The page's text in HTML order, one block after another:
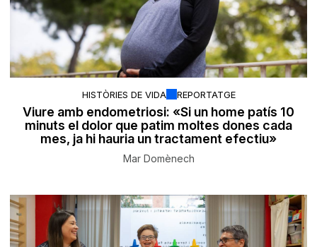
HISTÒRIES DE VIDA REPORTATGE
Viure amb endometriosi: «Si un home patís 10
minuts el dolor que patim moltes dones cada
mes, ja hi hauria un tractament efectiu»
Mar Domènech